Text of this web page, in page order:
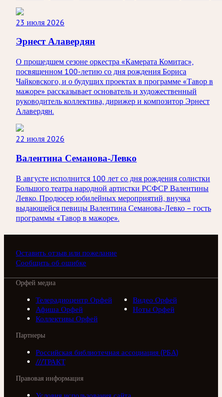
23 июля 2026
Эрнест Алавердян
О прошедшем сезоне оркестра «Камерата Комитас»,
посвященном 100-летию со дня рождения Бориса
Чайковского, и о будущих проектах в программе «Тавор в
мажоре» рассказывает основатель и художественный
руководитель коллектива, дирижер и композитор Эрнест
Алавердян.
22 июля 2026
Валентина Семанова-Левко
В августе исполнится 100 лет со дня рождения солистки
Большого театра народной артистки РСФСР Валентины
Левко. Продюсер юбилейных мероприятий, внучка
выдающейся певицы Валентина Семанова-Левко – гость
программы «Тавор в мажоре».
Оставить отзыв или пожелание
Сообщить об ошибке
Орфей медиа
Телерадиоцентр Орфей
Видео Орфей
Афиша Орфей
Ноты Орфей
Коллективы Орфей
Партнеры
Российская библиотечная ассоциация (РБА)
///ТРАКТ
Правовая информация